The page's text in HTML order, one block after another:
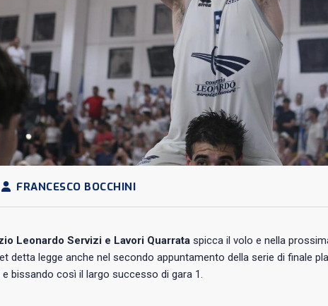
FRANCESCO BOCCHINI
Leonardo Servizi e Lavori Quarrata spicca il volo e nella
detta legge anche nel secondo appuntamento della serie di finale
bissando così il largo successo di gara 1.